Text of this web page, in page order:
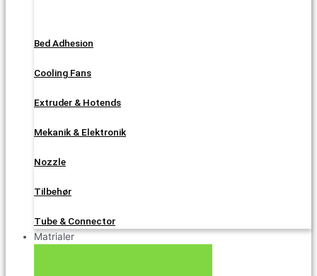
Bed Adhesion
Cooling Fans
Extruder & Hotends
Mekanik & Elektronik
Nozzle
Tilbehør
Tube & Connector
Matrialer